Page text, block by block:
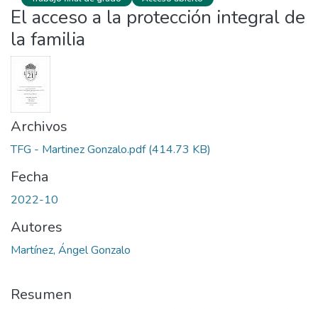
El acceso a la protección integral de
la familia
Archivos
TFG - Martinez Gonzalo.pdf(414.73 KB)
Fecha
2022-10
Autores
Martínez, Ángel Gonzalo
Resumen